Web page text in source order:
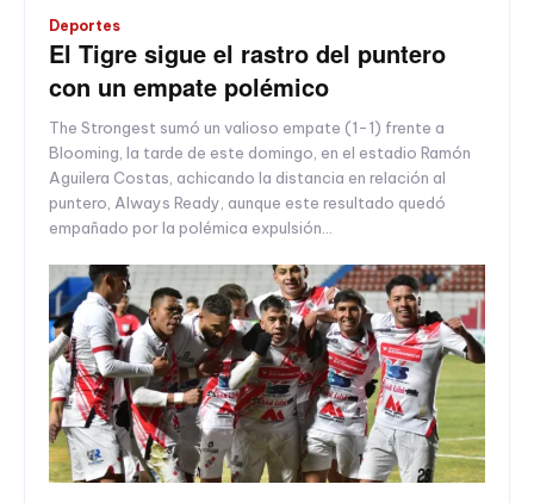
Deportes
El Tigre sigue el rastro del puntero
con un empate polémico
The Strongest sumó un valioso empate (1-1) frente a
Blooming, la tarde de este domingo, en el estadio Ramón
Aguilera Costas, achicando la distancia en relación al
puntero, Always Ready, aunque este resultado quedó
empañado por la polémica expulsión...